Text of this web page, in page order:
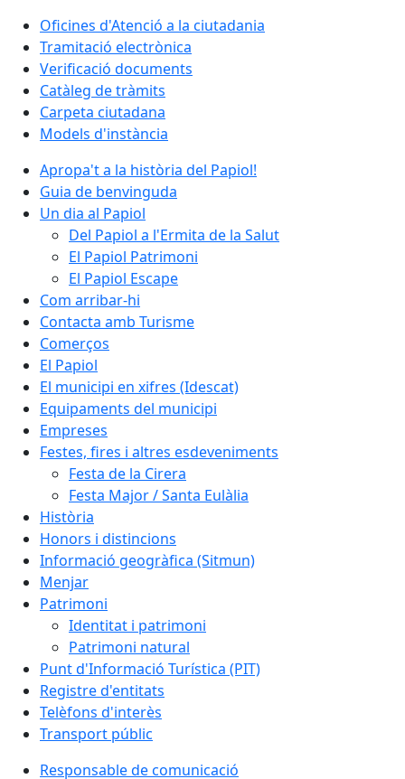
Oficines d'Atenció a la ciutadania
Tramitació electrònica
Verificació documents
Catàleg de tràmits
Carpeta ciutadana
Models d'instància
Apropa't a la història del Papiol!
Guia de benvinguda
Un dia al Papiol
Del Papiol a l'Ermita de la Salut
El Papiol Patrimoni
El Papiol Escape
Com arribar-hi
Contacta amb Turisme
Comerços
El Papiol
El municipi en xifres (Idescat)
Equipaments del municipi
Empreses
Festes, fires i altres esdeveniments
Festa de la Cirera
Festa Major / Santa Eulàlia
Història
Honors i distincions
Informació geogràfica (Sitmun)
Menjar
Patrimoni
Identitat i patrimoni
Patrimoni natural
Punt d'Informació Turística (PIT)
Registre d'entitats
Telèfons d'interès
Transport públic
Responsable de comunicació